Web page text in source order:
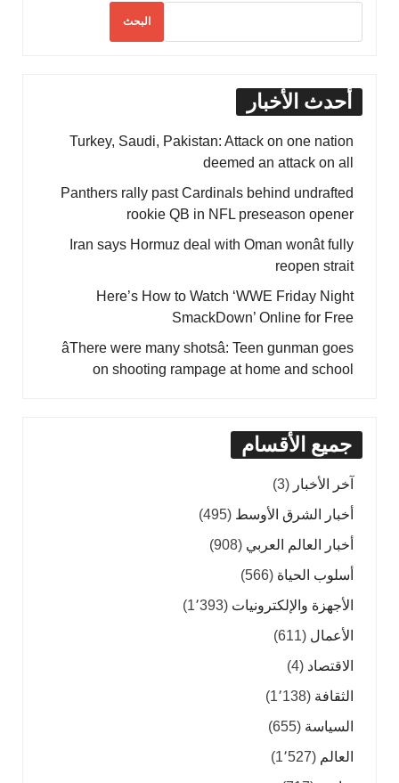
البحث
أحدث الأخبار
Turkey, Saudi, Pakistan: Attack on one nation
deemed an attack on all
Panthers rally past Cardinals behind undrafted
rookie QB in NFL preseason opener
Iran says Hormuz deal with Oman wonât fully
reopen strait
Here’s How to Watch ‘WWE Friday Night
SmackDown’ Online for Free
âThere were many shotsâ: Teen gunman goes
on shooting rampage at home and school
جميع الأقسام
آخر الأخبار (3)
أخبار الشرق الأوسط (495)
أخبار العالم العربي (908)
أسلوب الحياة (566)
الأجهزة والإلكترونيات (1٬393)
الأعمال (611)
الاقتصاد (4)
الثقافة (1٬138)
السياسة (655)
العالم (1٬527)